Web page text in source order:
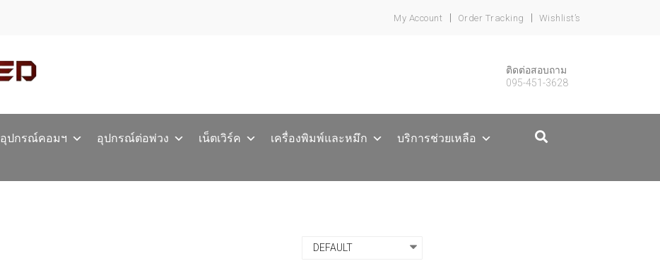
My Account Order Tracking Wishlist’s
ติดต่อสอบถาม
095-451-3628
อุปกรณ์คอมฯ อุปกรณ์ต่อพ่วง เน็ตเวิร์ค เครื่องพิมพ์และหมึก บริการช่วยเหลือ